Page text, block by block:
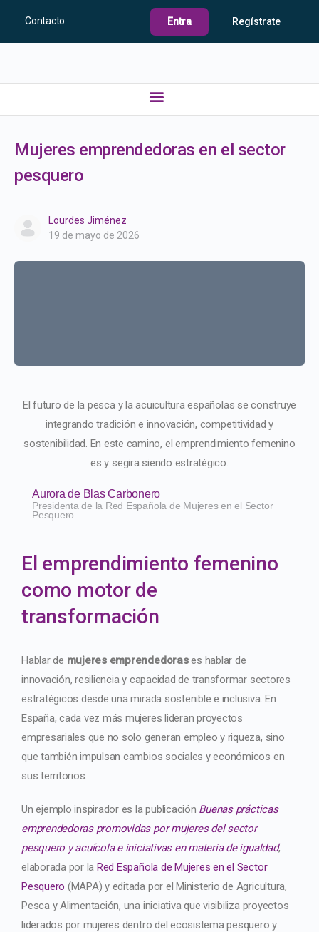
Contacto Entra Regístrate
Mujeres emprendedoras en el sector
pesquero
Lourdes Jiménez
19 de mayo de 2026
El futuro de la pesca y la acuicultura españolas se construye
integrando tradición e innovación, competitividad y
sostenibilidad. En este camino, el emprendimiento femenino
es y segira siendo estratégico.
Aurora de Blas Carbonero
Presidenta de la Red Española de Mujeres en el Sector
Pesquero
El emprendimiento femenino
como motor de
transformación
Hablar de mujeres emprendedorases hablar de
innovación, resiliencia y capacidad de transformar sectores
estratégicos desde una mirada sostenible e inclusiva. En
España, cada vez más mujeres lideran proyectos
empresariales que no solo generan empleo y riqueza, sino
que también impulsan cambios sociales y económicos en
sus territorios.
Un ejemplo inspirador es la publicación Buenas prácticas
emprendedoras promovidas por mujeres del sector
pesquero y acuícola e iniciativas en materia de igualdad,
elaborada por la Red Española de Mujeres en el Sector
Pesquero (MAPA) y editada por el Ministerio de Agricultura,
Pesca y Alimentación, una iniciativa que visibiliza proyectos
liderados por mujeres dentro del ecosistema pesquero y